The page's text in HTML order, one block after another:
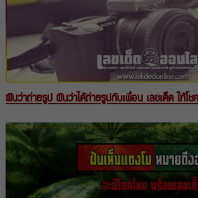
ฝันว่าถ่ายรูป ฝันว่าได้ถ่ายรูปกับเพื่อน เลขเด็ด ให้โชค